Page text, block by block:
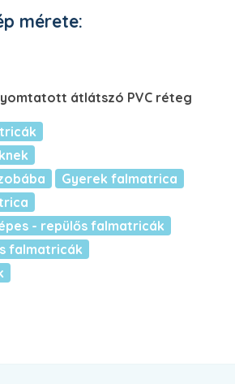
mérete:
átlátszó PVC réteg
Gyerek falmatrica
- repülős falmatricák
falmatricák